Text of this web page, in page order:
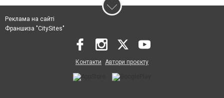
Реклама на сайті
Франшиза "CitySites"
Контакти Автори проєкту